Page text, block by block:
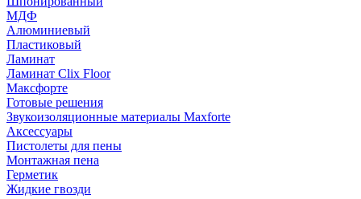
МДФ
Алюминиевый
Пластиковый
Ламинат
Ламинат Clix Floor
Максфорте
Готовые решения
Звукоизоляционные материалы Maxforte
Аксессуары
Пистолеты для пены
Монтажная пена
Герметик
Жидкие гвозди